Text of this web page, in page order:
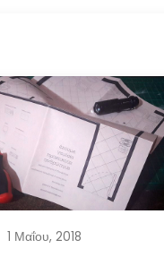
1 Μαΐου, 2018